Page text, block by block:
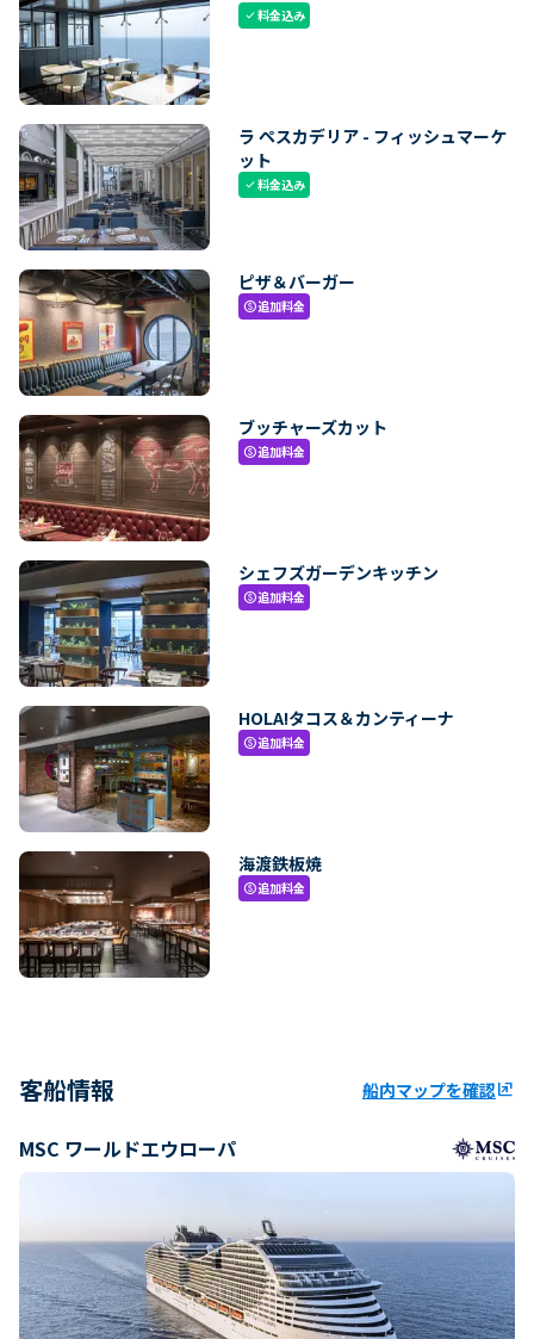
check料金込み
ラ ペスカデリア - フィッシュマーケ
ット
check料金込み
ピザ＆バーガー
paid追加料金
ブッチャーズカット
paid追加料金
シェフズガーデンキッチン
paid追加料金
HOLA!タコス＆カンティーナ
paid追加料金
海渡鉄板焼
paid追加料金
客船情報 船内マップを確認ungroup
MSC ワールドエウローパ